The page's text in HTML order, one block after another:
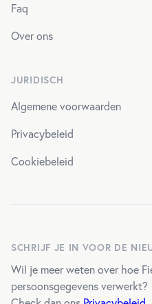
Faq
Over ons
JURIDISCH
Algemene voorwaarden
Privacybeleid
Cookiebeleid
SCHRIJF JE IN VOOR DE
Wil je meer weten over hoe
persoonsgegevens verwerkt?